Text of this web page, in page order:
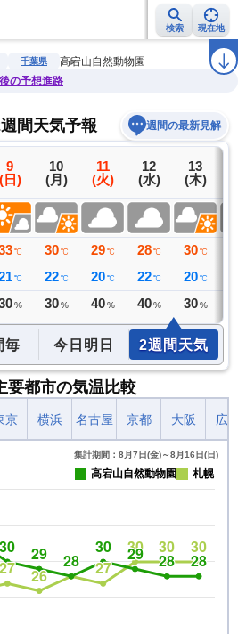
検索 現在地
地震情報 警報・注意報 ラ
千葉県
高宕山自然動物園
の予想進路
間天気予報 週間の最新見解
9
(日)
℃
℃
%
10
(月)
30 ℃
22 ℃
30 %
11
(火)
29 ℃
20 ℃
40 %
12
(水)
28 ℃
22 ℃
40 %
13
(木)
30 ℃
20 ℃
30 %
毎 今日明日 2週間天気
要都市の気温比較
京 横浜 名古屋 京都 大阪 広
集計期間：8月7日(金)～8月16日(日)
高宕山自然動物園 札幌